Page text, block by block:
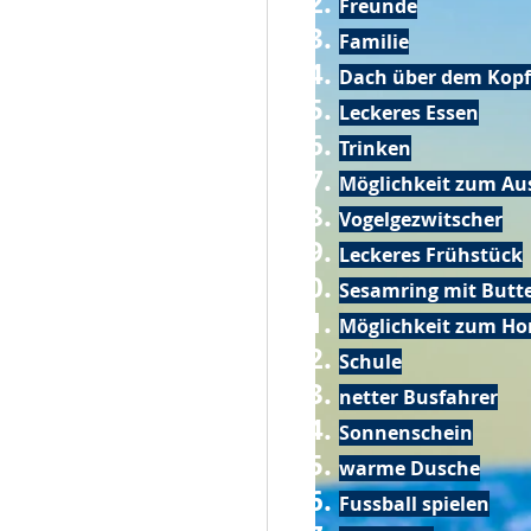
Freunde
Familie
Dach über dem Kopf
Leckeres Essen
Trinken
Möglichkeit zum
Vogelgezwitscher
Leckeres Frühstück
Sesamring mit
Möglichkeit zum
Schule
netter Busfahrer
Sonnenschein
warme Dusche
Fussball spielen